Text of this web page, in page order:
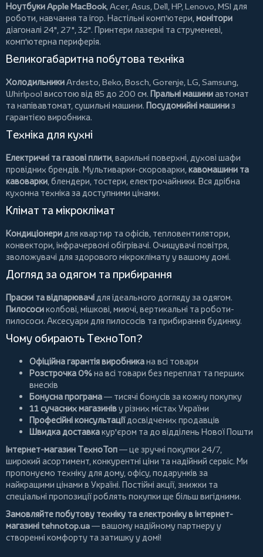
Ноутбуки Apple MacBook,Acer,Asus,Dell,HP,Lenovo,MSI для
роботи, навчання та ігор. Настільні комп'ютери,монітори
діагоналі 24", 27", 32". Принтери лазерні та струменеві,
комп'ютерна периферія.
Великогабаритна побутова техніка
ХолодильникиArdesto,Beko,Bosch,Gorenje,LG,Samsung,
Whirlpool висотою від 85 до 200 см. Пральні машиниавтомат
та напівавтомат,сушильні машини. Посудомийні машиниз
гарантією виробника.
Техніка для кухні
Електричні та газові плити, варильні поверхні, духові шафи
провідних брендів. Мультиварки-скороварки,кавомашини та
кавоварки,блендери, тостери,електрочайники. Вся дрібна
кухонна техніка за доступними цінами.
Клімат та мікроклімат
Кондиціонеридля квартир та офісів, тепловентилятори,
конвектори,інфрачервоні обігрівачі. Очищувачі повітря,
зволожувачі для здорового мікроклімату у вашому домі.
Догляд за одягом та прибирання
Праски та відпарювачідля ідеального догляду за одягом.
Пилососиколбові,мішкові,миючі,вертикальні тароботи-
пилососи. Аксесуари для пилососів та прибирання будинку.
Чому обирають ТехноТоп?
Офіційна гарантія виробникана всі товари
Розстрочка 0%на всі товари без переплат та перших
внесків
Бонусна програма— тисячі бонусів за кожну покупку
11 сучасних магазиніву різних містах України
Професійні консультаціїдосвідчених продавців
Швидка доставкакур'єром та до відділень Нової Пошти
Інтернет-магазин ТехноТоп— це зручні покупки 24/7,
широкий асортимент, конкурентні ціни та надійний сервіс. Ми
пропонуємо техніку для дому, офісу, подарунків за
найкращими цінами в Україні. Постійні акції, знижки та
спеціальні пропозиції роблять покупки ще більш вигідними.
Замовляйте побутову техніку та електроніку в інтернет-
магазині tehnotop.ua— вашому надійному партнеру у
створенні комфорту та затишку у домі!